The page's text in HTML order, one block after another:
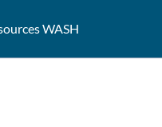
WASH